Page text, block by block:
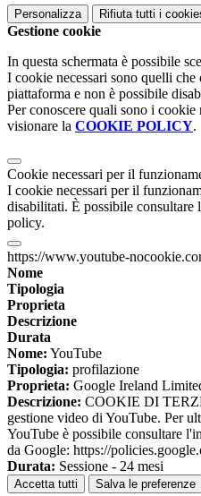
Personalizza Rifiuta tutti i
Gestione cookie
In questa schermata è possibile
I cookie necessari sono quelli
piattaforma e non è possibile
Per conoscere quali sono i
visionare la COOKIE POLICY.
Cookie necessari per il
I cookie necessari per il
disabilitati. È possibile consultare
policy.
https://www.youtube-
Nome
Tipologia
Proprieta
Descrizione
Durata
Nome: YouTube
Tipologia: profilazione
Proprieta: Google Ireland
Descrizione: COOKIE DI
gestione video di YouTube. Per
YouTube è possibile consultare
da Google: https://
Durata: Sessione - 24 mesi
Accetta tutti Salva le preferenze